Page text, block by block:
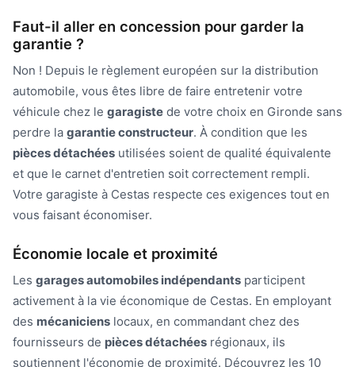
Faut-il aller en concession pour garder la
garantie ?
Non ! Depuis le règlement européen sur la distribution
automobile, vous êtes libre de faire entretenir votre
véhicule chez le garagiste de votre choix en Gironde sans
perdre la garantie constructeur. À condition que les
pièces détachées utilisées soient de qualité équivalente
et que le carnet d'entretien soit correctement rempli.
Votre garagiste à Cestas respecte ces exigences tout en
vous faisant économiser.
Économie locale et proximité
Les garages automobiles indépendants participent
activement à la vie économique de Cestas. En employant
des mécaniciens locaux, en commandant chez des
fournisseurs de pièces détachées régionaux, ils
soutiennent l'économie de proximité. Découvrez les 10